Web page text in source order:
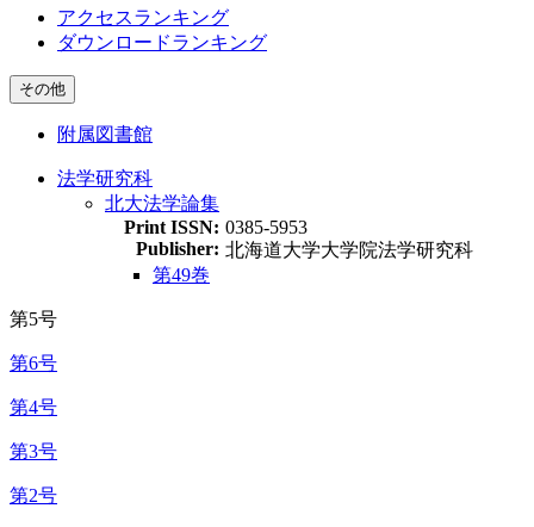
アクセスランキング
ダウンロードランキング
その他
附属図書館
法学研究科
北大法学論集
Print ISSN: 0385-5953
Publisher: 北海道大学大学院法学研究科
第49巻
第5号
第6号
第4号
第3号
第2号